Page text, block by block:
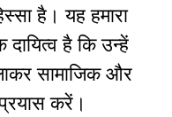
है। यह हमारा
दायित्व है कि उन्हें
सामाजिक और
करें।